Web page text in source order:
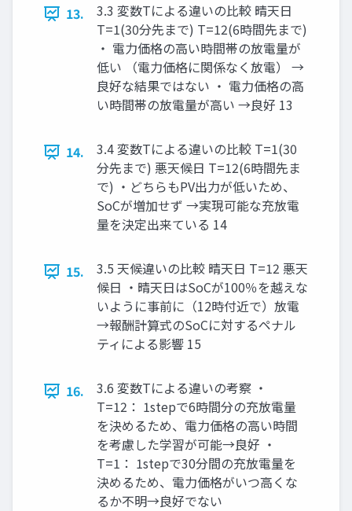
13.
3.3 変数Tによる違いの比較 晴天日
T=1(30分先まで) T=12(6時間先まで)
・ 電力価格の高い時間帯の放電量が
低い （電力価格に関係なく放電） →
良好な結果ではない ・ 電力価格の高
い時間帯の放電量が高い →良好 13
14.
3.4 変数Tによる違いの比較 T=1(30
分先まで) 悪天候日 T=12(6時間先ま
で) ・どちらもPV出力が低いため、
SoCが増加せず →実現可能な充放電
量を決定出来ている 14
15.
3.5 天候違いの比較 晴天日 T=12 悪天
候日 ・晴天日はSoCが100％を越えな
いように事前に（12時付近で）放電
→報酬計算式のSoCに対するペナル
ティによる影響 15
16.
3.6 変数Tによる違いの考察 ・
T=12： 1stepで6時間分の充放電量
を決めるため、電力価格の高い時間
を考慮した学習が可能→良好 ・
T=1： 1stepで30分間の充放電量を
決めるため、電力価格がいつ高くな
るか不明→良好でない